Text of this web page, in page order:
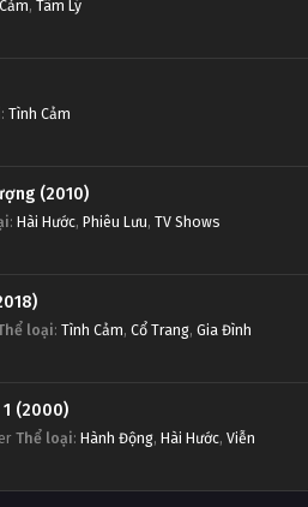
, Tâm Lý
: Tình Cảm
(2010)
: Hài Hước, Phiêu Lưu, TV Shows
loại: Tình Cảm, Cổ Trang, Gia Đình
Vua Trò Chơi Phần 1 (2000)
Thể loại: Hành Động, Hài Hước, Viễn